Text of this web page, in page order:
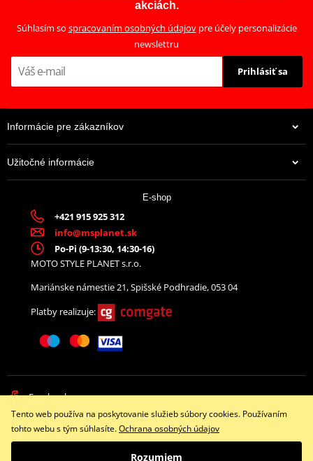
akciách.
Súhlasím so spracovaním osobných údajovpre účely personalizácie
newslettru
Prihlásiť sa
Informácie pre zákazníkov
Užitočné informácie
E-shop
+421 915 925 312
info@msplanet.sk
Po-Pi (9-13:30, 14:30-16)
MOTO STYLE PLANET s.r.o.
Mariánske námestie 21, Spišské Podhradie, 053 04
Platby realizuje:
Facebook
Copyright © 2026 www.namotorku.sk
Tento web používa na poskytovanie služieb súbory cookies. Používaním
tohto webu s tým súhlasíte.Ochrana osobných údajov
Rozumiem